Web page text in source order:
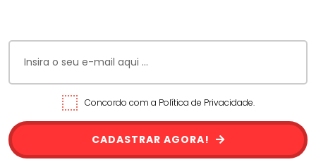
Concordo com a Política de Privacidade.
CADASTRAR AGORA!